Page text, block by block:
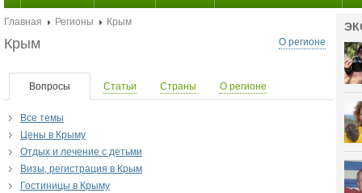
Главная Регионы
Крым
О регионе
Крым
Вопросы Статьи Страны О регионе
Все темы
Цены в Крыму
Отдых и лечение с детьми
Визы, регистрация в Крым
Гостиницы в Крыму